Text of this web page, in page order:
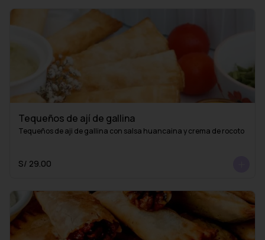
Tequeños de ají de gallina
Tequeños de aji de gallina con salsa huancaina y crema de rocoto
S/ 29.00